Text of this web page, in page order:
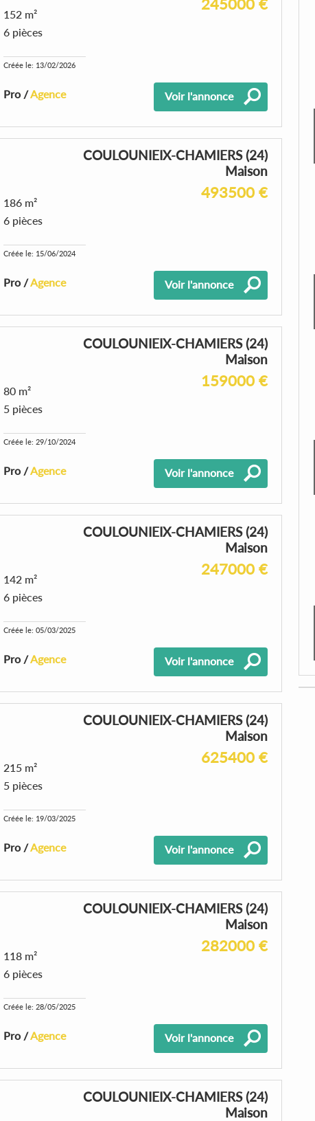
245000 €
152 m²
6 pièces
Créée le: 13/02/2026
Pro /Agence Voir l'annonce
COULOUNIEIX-CHAMIERS (24)
Maison
493500 €
186 m²
6 pièces
Créée le: 15/06/2024
Pro /Agence Voir l'annonce
COULOUNIEIX-CHAMIERS (24)
Maison
159000 €
80 m²
5 pièces
Créée le: 29/10/2024
Pro /Agence Voir l'annonce
COULOUNIEIX-CHAMIERS (24)
Maison
247000 €
142 m²
6 pièces
Créée le: 05/03/2025
Pro /Agence Voir l'annonce
COULOUNIEIX-CHAMIERS (24)
Maison
625400 €
215 m²
5 pièces
Créée le: 19/03/2025
Pro /Agence Voir l'annonce
COULOUNIEIX-CHAMIERS (24)
Maison
282000 €
118 m²
6 pièces
Créée le: 28/05/2025
Pro /Agence Voir l'annonce
COULOUNIEIX-CHAMIERS (24)
Maison